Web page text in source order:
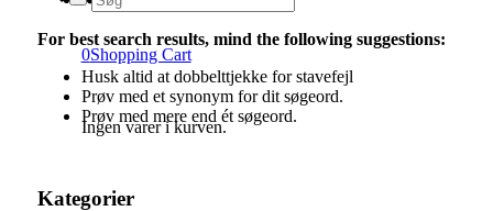
0Shopping Cart
Ingen varer i kurven.
For best search results, mind the following suggestions:
Husk altid at dobbelttjekke for stavefejl
Prøv med et synonym for dit søgeord.
Prøv med mere end ét søgeord.
Kategorier